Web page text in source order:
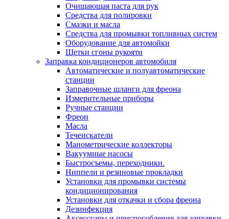
Очищающая паста для рук
Средства для полировки
Смазки и масла
Средства для промывки топливных систем
Оборудование для автомойки
Щетки сгоны рукояти
Заправка кондиционеров автомобиля
Автоматические и полуавтоматические
станции
Заправочные шланги для фреона
Измерительные приборы
Ручные станции
Фреон
Масла
Течеискатели
Манометрические коллекторы
Вакуумные насосы
Быстросъемы, переходники.
Ниппели и резиновые прокладки
Установки для промывки системы
кондиционирования
Установки для откачки и сбора фреона
Дезинфекция